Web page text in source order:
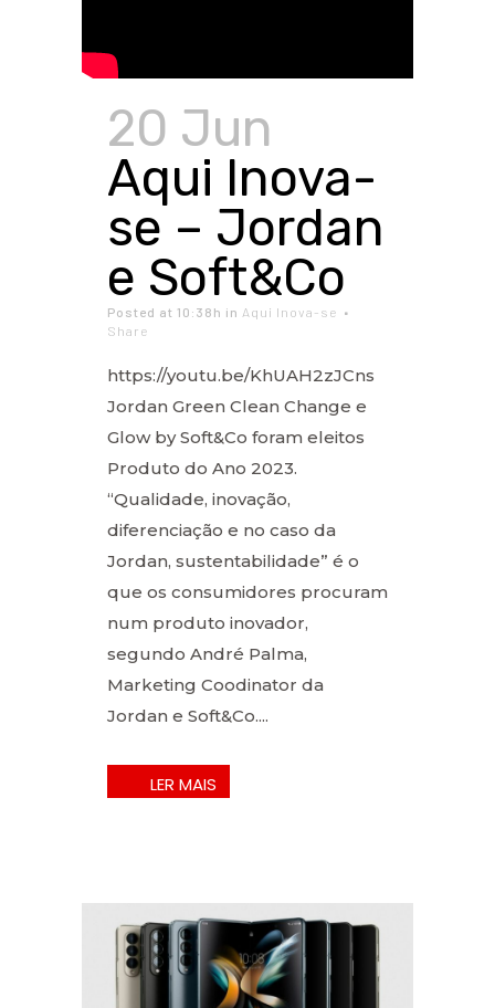
20 Jun
Aqui Inova-
se – Jordan
e Soft&Co
Posted at 10:38h in Aqui Inova-se
Share
https://youtu.be/KhUAH2zJCns
Jordan Green Clean Change e
Glow by Soft&Co foram eleitos
Produto do Ano 2023.
“Qualidade, inovação,
diferenciação e no caso da
Jordan, sustentabilidade” é o
que os consumidores procuram
num produto inovador,
segundo André Palma,
Marketing Coodinator da
Jordan e Soft&Co....